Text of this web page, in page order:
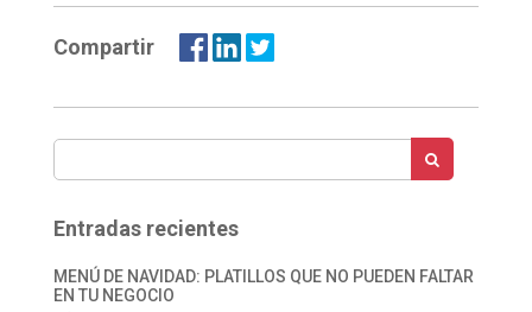
Compartir
Entradas recientes
MENÚ DE NAVIDAD: PLATILLOS QUE NO PUEDEN FALTAR
EN TU NEGOCIO